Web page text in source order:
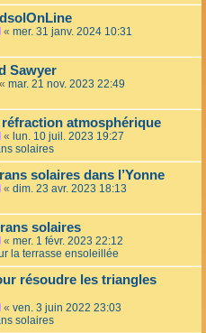
« mer. 31 janv. 2024 10:31
Sawyer
« mar. 21 nov. 2023 22:49
atmosphérique
« lun. 10 juil. 2023 19:27
solaires
solaires dans l’Yonne
« dim. 23 avr. 2023 18:13
solaires
« mer. 1 févr. 2023 22:12
la terrasse ensoleillée
résoudre les triangles
« ven. 3 juin 2022 23:03
solaires